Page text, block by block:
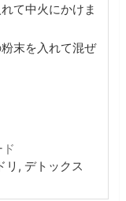
て中火にかけま
末を入れて混ぜ
リ, デトックス